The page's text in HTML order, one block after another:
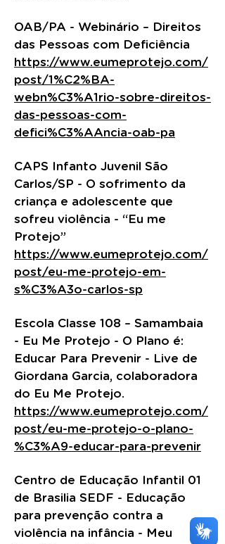
OAB/PA - Webinário – Direitos
das Pessoas com Deficiência
https://www.eumeprotejo.com/
post/1%C2%BA-
webn%C3%A1rio-sobre-direitos-
das-pessoas-com-
defici%C3%AAncia-oab-pa
CAPS Infanto Juvenil São
Carlos/SP - O sofrimento da
criança e adolescente que
sofreu violência - “Eu me
Protejo”
https://www.eumeprotejo.com/
post/eu-me-protejo-em-
s%C3%A3o-carlos-sp
Escola Classe 108 – Samambaia
- Eu Me Protejo - O Plano é:
Educar Para Prevenir - Live de
Giordana Garcia, colaboradora
do Eu Me Protejo.
https://www.eumeprotejo.com/
post/eu-me-protejo-o-plano-
%C3%A9-educar-para-prevenir
Centro de Educação Infantil 01
de Brasilia SEDF - Educação
para prevenção contra a
violência na infância - Meu